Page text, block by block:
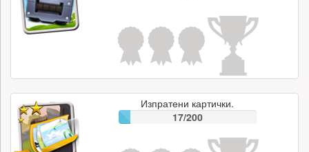
Изпратени картички.
17/200